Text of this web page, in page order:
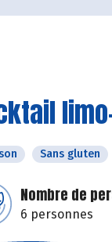
Sans gluten
Nombre de
6 personnes